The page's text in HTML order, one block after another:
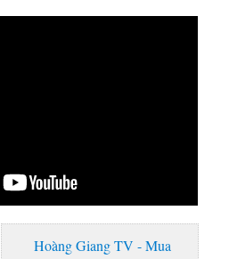
Hoàng Giang TV - Mua